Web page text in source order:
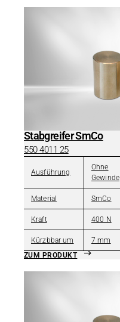
Stabgreifer SmCo
550 4011 25
Ausführung
Ohne
Gewinde
Material SmCo
Kraft 400 N
Kürzbbar um
7 mm
ZUM PRODUKT